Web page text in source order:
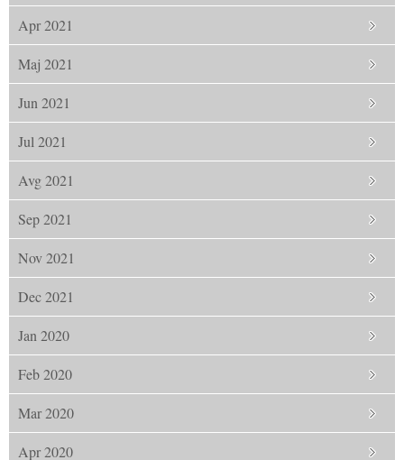
Apr 2021
Maj 2021
Jun 2021
Jul 2021
Avg 2021
Sep 2021
Nov 2021
Dec 2021
Jan 2020
Feb 2020
Mar 2020
Apr 2020